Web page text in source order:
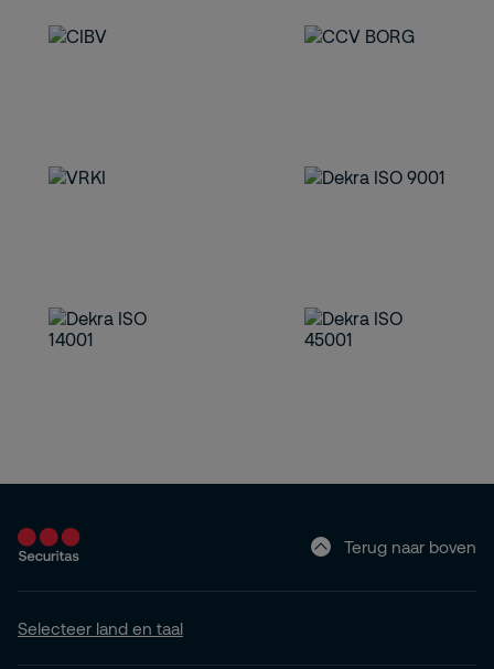
Terug naar boven
Selecteer land en taal